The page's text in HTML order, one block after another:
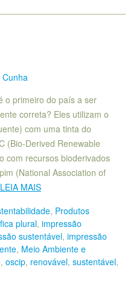
Cunha
o primeiro do país a ser
correta? Eles utilizam o
com uma tinta do
(Bio-Derived Renewable
com recursos bioderivados
(National Association of
LEIA MAIS
, Produtos
plural, impressão
sustentável, impressão
, Meio Ambiente e
, oscip, renovável, sustentável,